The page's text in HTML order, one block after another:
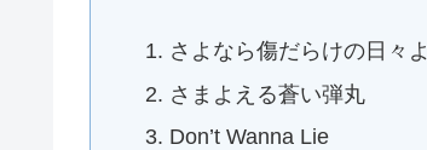
さよなら傷だらけの日々よ
さまよえる蒼い弾丸
Don’t Wanna Lie